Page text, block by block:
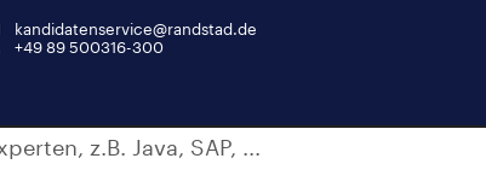
kandidatenservice@randstad.de
+49 89 500316-300